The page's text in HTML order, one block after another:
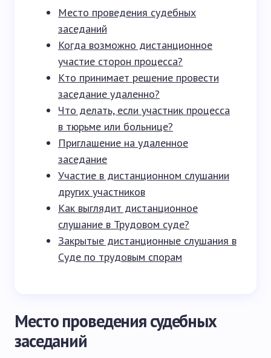
Место проведения судебных
заседаний
Когда возможно дистанционное
участие сторон процесса?
Кто принимает решение провести
заседание удаленно?
Что делать, если участник процесса
в тюрьме или больнице?
Приглашение на удаленное
заседание
Участие в дистанционном слушании
других участников
Как выглядит дистанционное
слушание в Трудовом суде?
Закрытые дистанционные слушания в
Суде по трудовым спорам
Место проведения судебных
заседаний